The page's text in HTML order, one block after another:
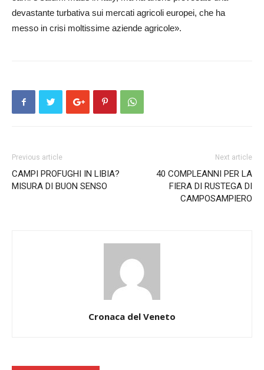
devastante turbativa sui mercati agricoli europei, che ha
messo in crisi moltissime aziende agricole».
Previous article
CAMPI PROFUGHI IN LIBIA?
MISURA DI BUON SENSO
Next article
40 COMPLEANNI PER LA
FIERA DI RUSTEGA DI
CAMPOSAMPIERO
Cronaca del Veneto